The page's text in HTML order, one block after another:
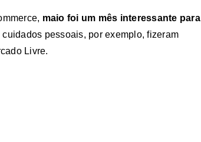
maio foi um mês interessante para
pessoais, por exemplo, fizeram
Livre.